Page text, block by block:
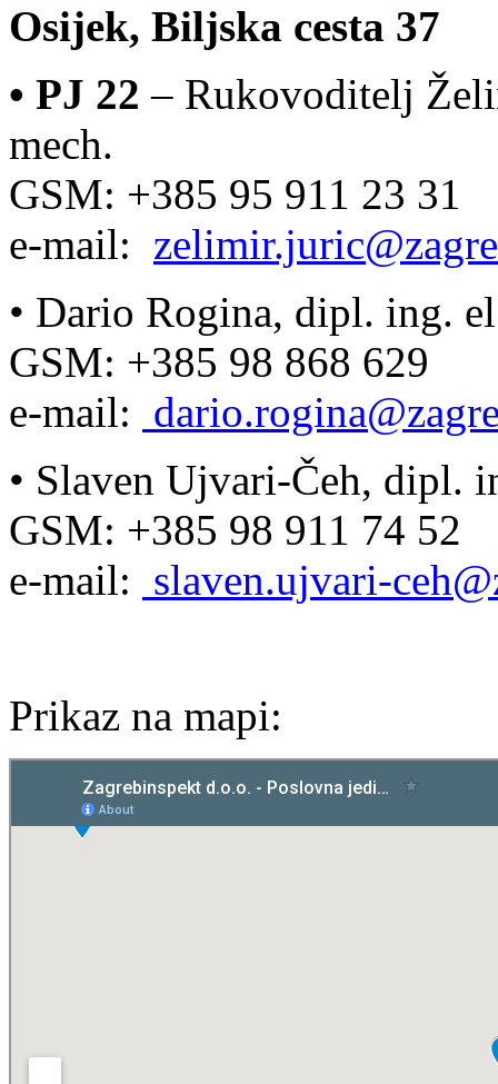
Osijek, Biljska cesta 37
• PJ 22 – Rukovoditelj
mech.
GSM: +385 95 911 23 31
e-mail:
• Dario Rogina, dipl. ing.
GSM: +385 98 868 629
e-mail:
• Slaven Ujvari-Čeh, dipl.
GSM: +385 98 911 74 52
e-mail: slaven.ujvari-
Prikaz na mapi: